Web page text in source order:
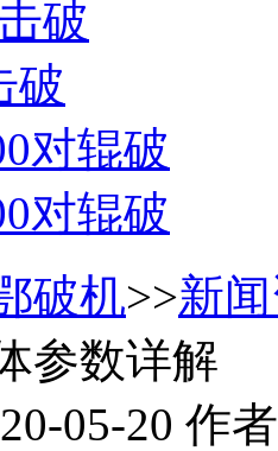
破
破
对辊破
对辊破
破机>>新
参数详解
05-20 作